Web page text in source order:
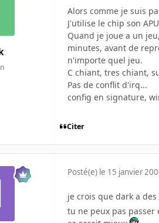
Alors comme je suis
J'utilise le chip son
Quand je joue a un
minutes, avant de
n'importe quel jeu.
C chiant, tres chiant,
Pas de conflit d'irq...
config en signature,
Citer
Posté(e) le 15 janvier
je crois que dark a
tu ne peux pas passer